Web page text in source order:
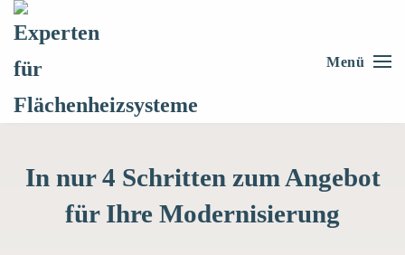
Menü
In nur 4 Schritten zum Angebot
für Ihre Modernisierung